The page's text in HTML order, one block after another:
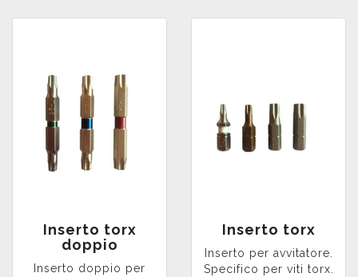
Inserto torx
doppio
Inserto doppio per
Inserto torx
Inserto per avvitatore.
Specifico per viti torx.